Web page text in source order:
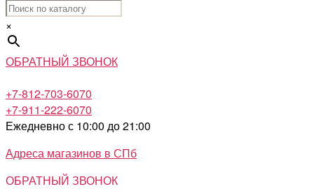
×
ОБРАТНЫЙ ЗВОНОК
+7-812-703-6070
+7-911-222-6070
Ежедневно с 10:00 до 21:00
Адреса магазинов в СПб
ОБРАТНЫЙ ЗВОНОК